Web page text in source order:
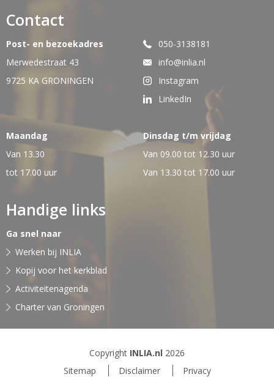
Contact
Post- en bezoekadres
Merwedestraat 43
9725 KA GRONINGEN
050-3138181
info@inlia.nl
Instagram
LinkedIn
Maandag
Van 13.30
tot 17.00 uur
Dinsdag t/m vrijdag
Van 09.00 tot 12.30 uur
Van 13.30 tot 17.00 uur
Handige links
Ga snel naar
Werken bij INLIA
Kopij voor het kerkblad
Activiteitenagenda
Charter van Groningen
Copyright INLIA.nl 2026
Sitemap
Disclaimer Privacy